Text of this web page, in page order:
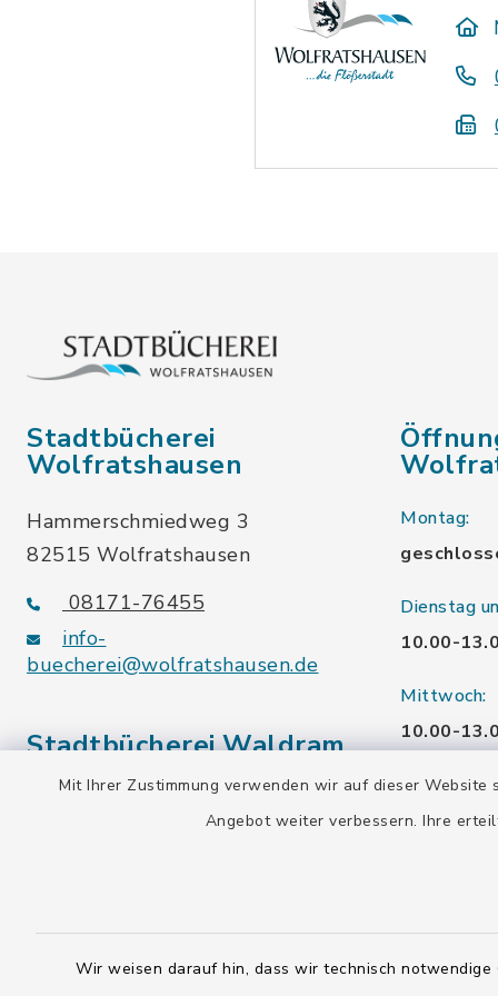
Mit Ihrer Zustimmung verwenden wir auf dieser
Angebot weiter verbessern. Ihre
Wir weisen darauf hin, dass wir technisch
Stadtbücherei
Wolfratshausen
Hammerschmiedweg 3
82515 Wolfratshausen
08171-76455
info-
buecherei@wolfratshausen.de
Stadtbücherei Waldram
Kardinal-Wendel-Str. 96
82515 Wolfratshausen
Montag:
Dienstag
10.00-
Mittwoch:
10.00-
15.00-
Freitag: